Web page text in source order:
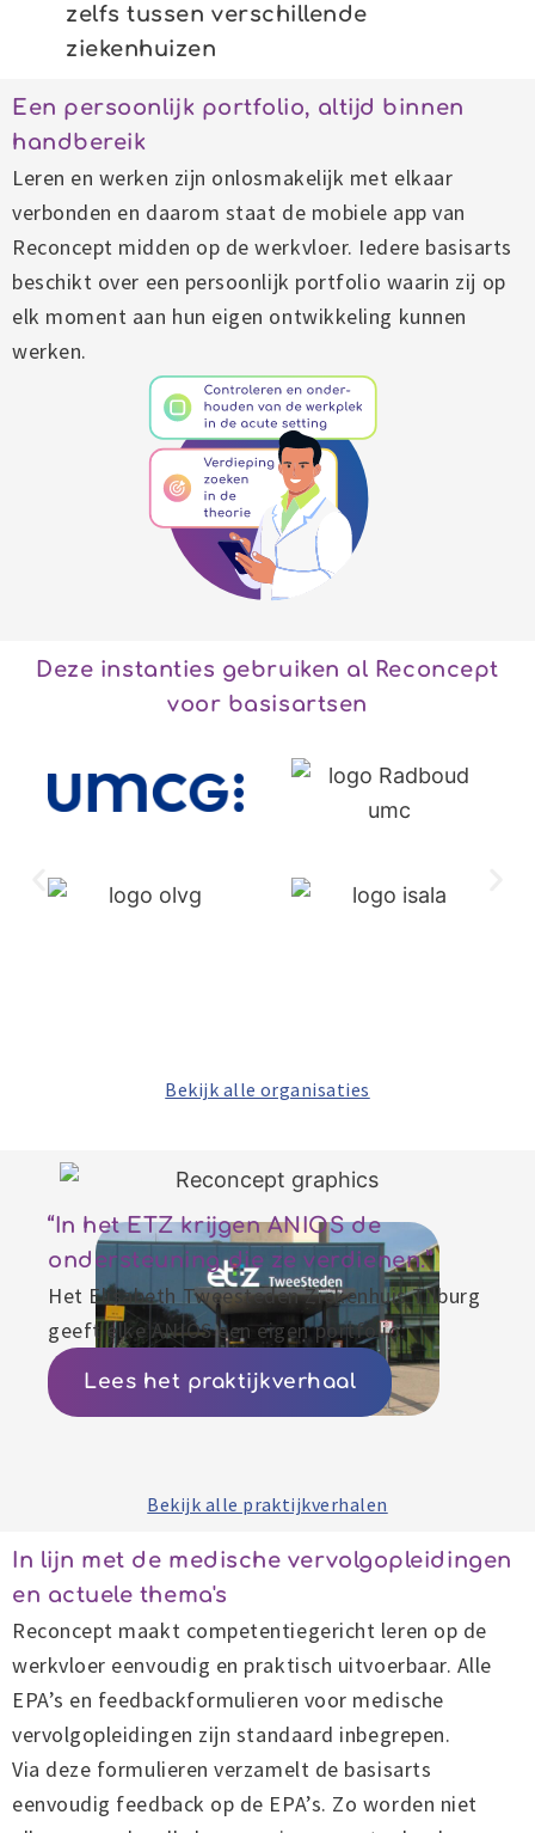
zelfs tussen verschillende
ziekenhuizen
Een persoonlijk portfolio, altijd binnen
handbereik
Leren en werken zijn onlosmakelijk met elkaar
verbonden en daarom staat de mobiele app van
Reconcept midden op de werkvloer. Iedere basisarts
beschikt over een persoonlijk portfolio waarin zij op
elk moment aan hun eigen ontwikkeling kunnen
werken.
Deze instanties gebruiken al Reconcept
voor basisartsen
Bekijk alle organisaties
“In het ETZ krijgen ANIOS de
ondersteuning die ze verdienen.”
Het Elisabeth Tweesteden Ziekenhuis Tilburg
geeft elke ANIOS een eigen portfolio.
Lees het praktijkverhaal
Bekijk alle praktijkverhalen
In lijn met de medische vervolgopleidingen
en actuele thema's
Reconcept maakt competentiegericht leren op de
werkvloer eenvoudig en praktisch uitvoerbaar. Alle
EPA’s en feedbackformulieren voor medische
vervolgopleidingen zijn standaard inbegrepen.
Via deze formulieren verzamelt de basisarts
eenvoudig feedback op de EPA’s. Zo worden niet